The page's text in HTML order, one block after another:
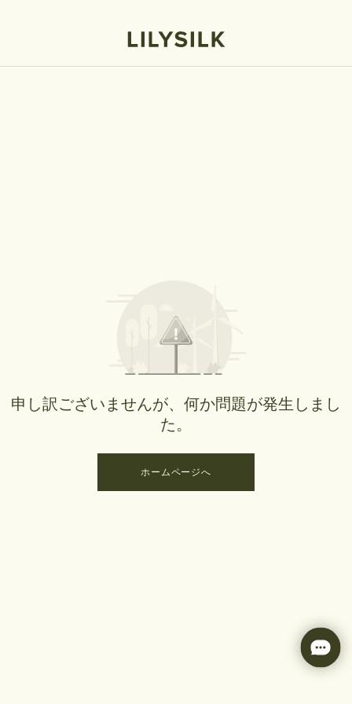
申し訳ございませんが、何か問題が発生しまし
た。
ホームページへ